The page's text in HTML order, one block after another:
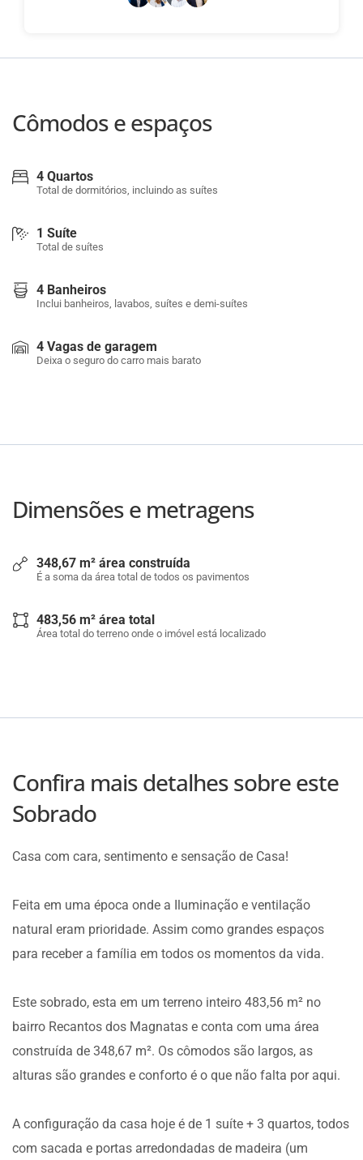
Cômodos e espaços
4 Quartos
Total de dormitórios, incluindo as suítes
1 Suíte
Total de suítes
4 Banheiros
Inclui banheiros, lavabos, suítes e demi-suítes
4 Vagas de garagem
Deixa o seguro do carro mais barato
Dimensões e metragens
348,67 m² área construída
É a soma da área total de todos os pavimentos
483,56 m² área total
Área total do terreno onde o imóvel está localizado
Confira mais detalhes sobre este
Sobrado
Casa com cara, sentimento e sensação de Casa!
Feita em uma época onde a Iluminação e ventilação
natural eram prioridade. Assim como grandes espaços
para receber a família em todos os momentos da vida.
Este sobrado, esta em um terreno inteiro 483,56 m² no
bairro Recantos dos Magnatas e conta com uma área
construída de 348,67 m². Os cômodos são largos, as
alturas são grandes e conforto é o que não falta por aqui.
A configuração da casa hoje é de 1 suíte + 3 quartos, todos
com sacada e portas arredondadas de madeira (um